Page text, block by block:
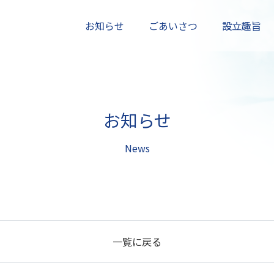
お知らせ ごあいさつ 設立趣旨
お知らせ
News
一覧に戻る